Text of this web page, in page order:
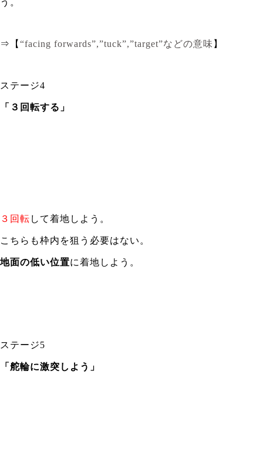
う。
⇒【 “facing forwards”,”tuck”,”target”などの意味 】
ステージ4
「３回転する」
３回転 して着地しよう。
こちらも枠内を狙う必要はない。
地面の低い位置に着地しよう。
ステージ5
「舵輪に激突しよう」